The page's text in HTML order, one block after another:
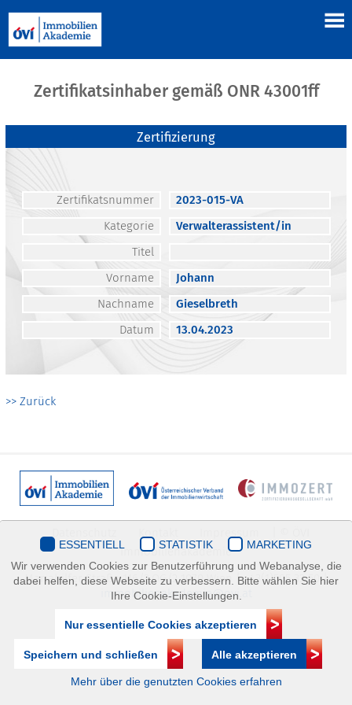
Zertifikatsinhaber gemäß ONR 43001ff
Zertifizierung
Zertifikatsnummer
2023-015-VA
Kategorie
Verwalterassistent/in
Titel
Vorname
Johann
Nachname
Gieselbreth
Datum
13.04.2023
>> Zurück
Immobilienakademie
Mariahilfer Straße 116/2.OG/2 1070 Wien | +43(1)505 32 50 |
immobilienakademie@ovi.at
ESSENTIELL STATISTIK
MARKETING
Wir verwenden Cookies zur Benutzerführung und Webanalyse, die
dabei helfen, diese Webseite zu verbessern. Bitte wählen Sie hier
Ihre Cookie-Einstellungen.
Nur essentielle Cookies akzeptieren
Speichern und schließen Alle akzeptieren
Mehr über die genutzten Cookies erfahren